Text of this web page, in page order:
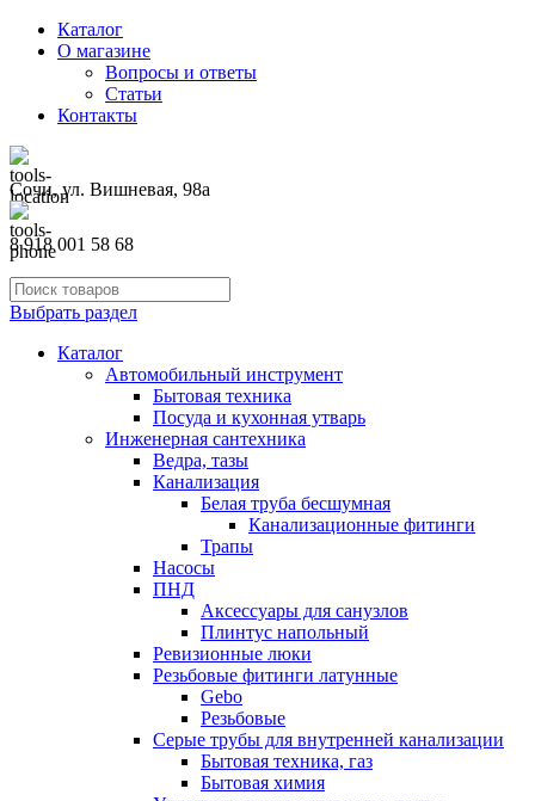
Каталог
О магазине
Вопросы и ответы
Статьи
Контакты
Сочи, ул. Вишневая, 98а
8 918 001 58 68
Выбрать раздел
Каталог
Автомобильный инструмент
Бытовая техника
Посуда и кухонная утварь
Инженерная сантехника
Ведра, тазы
Канализация
Белая труба бесшумная
Канализационные фитинги
Трапы
Насосы
ПНД
Аксессуары для санузлов
Плинтус напольный
Ревизионные люки
Резьбовые фитинги латунные
Gebo
Резьбовые
Серые трубы для внутренней канализации
Бытовая техника, газ
Бытовая химия